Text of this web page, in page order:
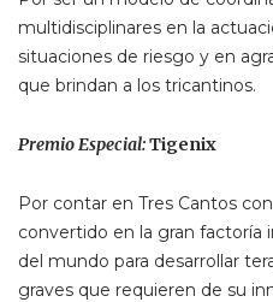
multidisciplinares en la
situaciones de riesgo y en
que brindan a los tricantinos.
Premio Especial:Tigenix
Por contar en Tres Cantos
convertido en la gran factoría
del mundo para desarrollar
graves que requieren de su